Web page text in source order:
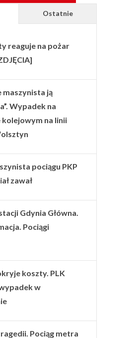
Ostatnie
reaguje na pożar
maszynista ją
Wypadek na
kolejowym na linii
pociągu PKP
zawał
Gdynia Główna.
Pociągi
koszty. PLK
w
Pociąg metra